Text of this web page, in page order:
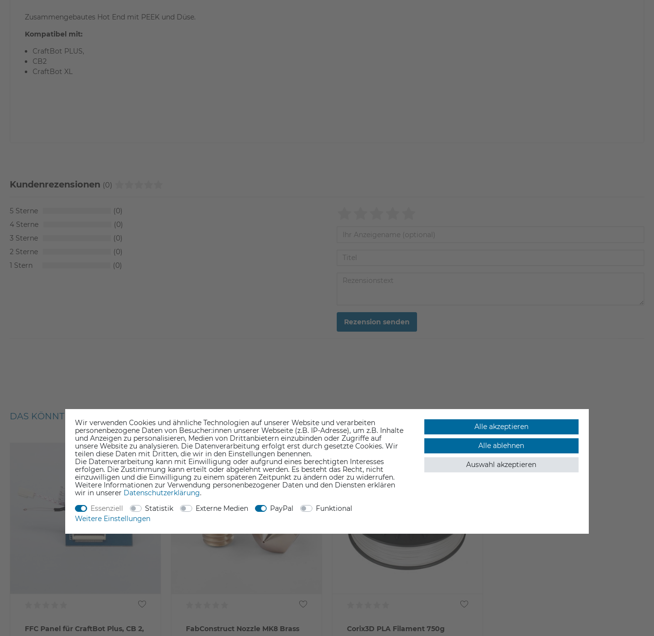
Zusammengebautes Hot End mit PEEK und Düse.
Kompatibel mit:
CraftBot PLUS,
CB2
CraftBot XL
Kundenrezensionen (0)
5
0
4
0
3
0
2
0
1
0
Rezension senden
DAS KÖNNTE SIE AUCH INTERESSIEREN
FFC Panel für CraftBot Plus, CB 2,
FabConstruct Nozzle MK8 Brass Corix3D PLA Filament 750g
Wir verwenden Cookies und ähnliche Technologien auf unserer Website und verarbeiten
personenbezogene Daten von Besucher:innen unserer Webseite (z.B. IP-Adresse), um z.B. Inhalte
und Anzeigen zu personalisieren, Medien von Drittanbietern einzubinden oder Zugriffe auf
unsere Website zu analysieren. Die Datenverarbeitung erfolgt erst durch gesetzte Cookies. Wir
teilen diese Daten mit Dritten, die wir in den Einstellungen benennen.
Die Datenverarbeitung kann mit Einwilligung oder aufgrund eines berechtigten Interesses
erfolgen. Die Zustimmung kann erteilt oder abgelehnt werden. Es besteht das Recht, nicht
einzuwilligen und die Einwilligung zu einem späteren Zeitpunkt zu ändern oder zu widerrufen.
Weitere Informationen zur Verwendung personenbezogener Daten und den Diensten erklären
wir in unserer Daten­schutz­erklärung.
Essenziell
Statistik Externe Medien PayPal
Funktional
Weitere Einstellungen
Alle akzeptieren
Alle ablehnen
Auswahl akzeptieren